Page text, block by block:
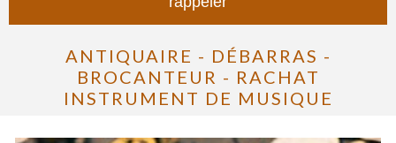
ANTIQUAIRE - DÉBARRAS -
BROCANTEUR - RACHAT
INSTRUMENT DE MUSIQUE